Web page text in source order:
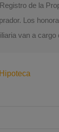
de la
Los
van a cargo